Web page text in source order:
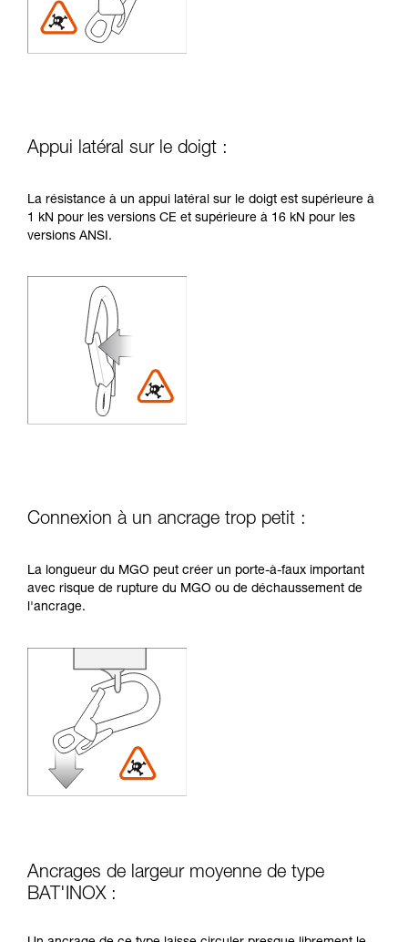
Appui latéral sur le doigt :
La résistance à un appui latéral sur le doigt est supérieure à
1 kN pour les versions CE et supérieure à 16 kN pour les
versions ANSI.
Connexion à un ancrage trop petit :
La longueur du MGO peut créer un porte-à-faux important
avec risque de rupture du MGO ou de déchaussement de
l'ancrage.
Ancrages de largeur moyenne de type
BAT'INOX :